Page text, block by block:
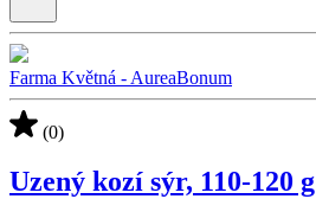
Farma Květná - AureaBonum
(0)
Uzený kozí sýr, 110-120 g